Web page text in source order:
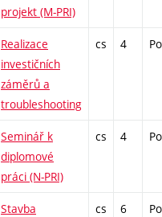
projekt (M-PRI)
Realizace
investičních
záměrů a
troubleshooting
cs 4
Seminář k
diplomové
práci (N-PRI)
cs 4
Stavba
cs 6